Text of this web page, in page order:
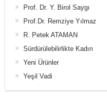
Prof. Dr. Y. Birol Saygı
Prof.Dr. Remziye Yılmaz
R. Petek ATAMAN
Sürdürülebilirlikte Kadın
Yeni Ürünler
Yeşil Vadi